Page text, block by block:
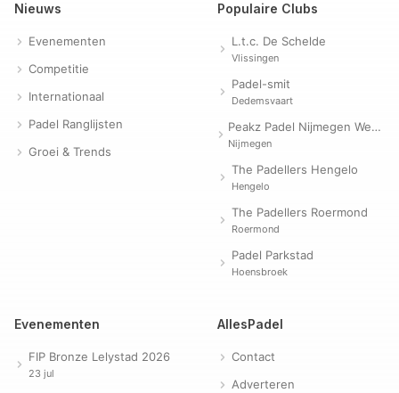
Nieuws
Evenementen
Competitie
Internationaal
Padel Ranglijsten
Groei & Trends
Populaire Clubs
L.t.c. De Schelde
Vlissingen
Padel-smit
Dedemsvaart
Peakz Padel Nijmegen Westerpark | Padelclub
Nijmegen
The Padellers Hengelo
Hengelo
The Padellers Roermond
Roermond
Padel Parkstad
Hoensbroek
Evenementen
FIP Bronze Lelystad 2026
23 jul
AllesPadel
Contact
Adverteren